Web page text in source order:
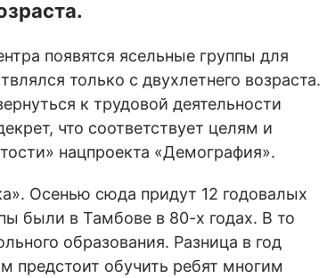
появятся ясельные группы для
только с двухлетнего возраста.
к трудовой деятельности
что соответствует целям и
нацпроекта «Демография».
Осенью сюда придут 12 годовалых
были в Тамбове в 80-х годах. В то
образования. Разница в год
предстоит обучить ребят многим